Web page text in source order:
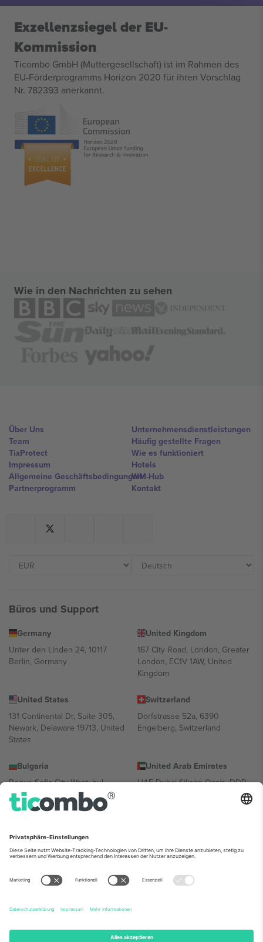
Exzellenzsiegel der EU-
Kommission
Ticombo GmbH (Muttergesellschaft) ist im Rahmen des
EU-Förderprogramms Horizon 2020 für ihren Vorschlag
Nr. 782393 anerkannt.
Wie in den Nachrichten zu sehen
Über Uns
Team
TixProtect
Impressum
Allgemeine Geschäftsbedingungen
Partnerprogramm
Unternehmensdienstleistungen
Häufig gestellte Fragen
Wie es funktioniert
Hotels
WM-Hub
Kontakt
Büros und Support
Germany
Unter den Linden 24, 10117
Berlin, Germany
United Kingdom
167 City Road, London, Greater
London, EC1V 1AW, United
Kingdom
United States
131 Continental Dr, Suite 305,
Newark, Delaware 19713, United
States
Switzerland
Dorfstrasse 52a, 6390
Engelberg, Switzerland
Bulgaria
Regus Sofia City West, bul
Totleben 53-55, 1606 Sofia,
Bulgaria
United Arab Emirates
UAE Dubai Silicon Oasis, DDP
Building A1, Office 302, Dubai,
Mexico
Av Chapultepec 360, Roma
Norte, Cuauhtémoc, 06700
Ciudad de México, CDMX,
Mexico
Die juristische Person des Plattformanbieters kann je nach
Informationen finden Sie auf der jeweiligen Veranstaltungsseite, im